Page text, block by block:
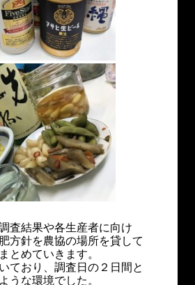
査結果や各生産者に向け
方針を農協の場所を貸して
とめていきます。
ており、調査日の２日間と
うな環境でした。